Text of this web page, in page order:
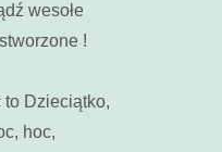
wesołe
!
Dzieciątko,
hoc,